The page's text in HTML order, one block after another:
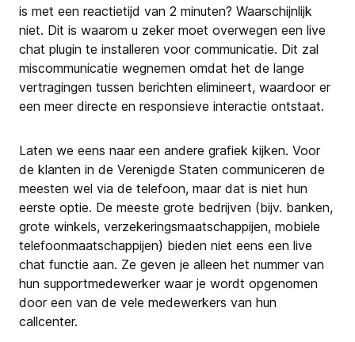
is met een reactietijd van 2 minuten? Waarschijnlijk
niet. Dit is waarom u zeker moet overwegen een live
chat plugin te installeren voor communicatie. Dit zal
miscommunicatie wegnemen omdat het de lange
vertragingen tussen berichten elimineert, waardoor er
een meer directe en responsieve interactie ontstaat.
Laten we eens naar een andere grafiek kijken. Voor
de klanten in de Verenigde Staten communiceren de
meesten wel via de telefoon, maar dat is niet hun
eerste optie. De meeste grote bedrijven (bijv. banken,
grote winkels, verzekeringsmaatschappijen, mobiele
telefoonmaatschappijen) bieden niet eens een live
chat functie aan. Ze geven je alleen het nummer van
hun supportmedewerker waar je wordt opgenomen
door een van de vele medewerkers van hun
callcenter.